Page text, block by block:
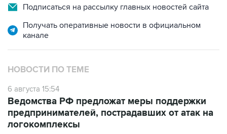
Подписаться на рассылку главных новостей сайта
Получать оперативные новости в официальном
канале
НОВОСТИ ПО ТЕМЕ
6 августа 15:54
Ведомства РФ предложат меры поддержки
предпринимателей, пострадавших от атак на
логокомплексы